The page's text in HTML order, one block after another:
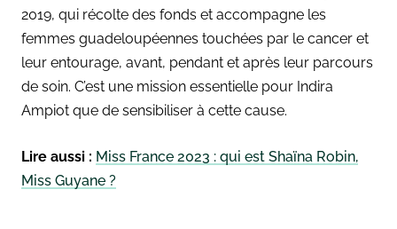
2019, qui récolte des fonds et accompagne les
femmes guadeloupéennes touchées par le cancer et
leur entourage, avant, pendant et après leur parcours
de soin. C’est une mission essentielle pour Indira
Ampiot que de sensibiliser à cette cause.
Lire aussi : Miss France 2023 : qui est Shaïna Robin,
Miss Guyane ?